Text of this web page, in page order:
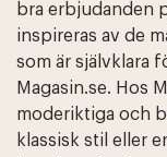
bra erbjudanden
inspireras av de
som är självklara
Magasin.se. Hos
moderiktiga och
klassisk stil eller